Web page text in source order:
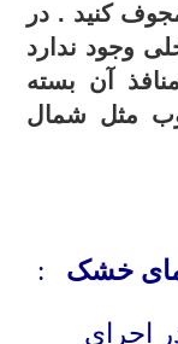
کنید . در
وجود ندارد
آن بسته
مثل شمال
خشک :
اجرای